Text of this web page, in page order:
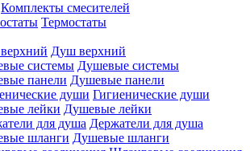
Комплекты смесителей
Термостаты
Душ верхний
Душевые системы
Душевые панели
Гигиенические души
Душевые лейки
Держатели для душа
Душевые шланги